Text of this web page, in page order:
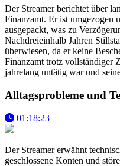
Der Streamer berichtet über
Finanzamt. Er ist umgezogen
ausgepackt, was zu
Nachdreieinhalb Jahren
überwiesen, da er keine
Finanzamt trotz vollständiger
jahrelang untätig war und
Alltagsprobleme und
01:18:23
Der Streamer erwähnt
geschlossene Konten und